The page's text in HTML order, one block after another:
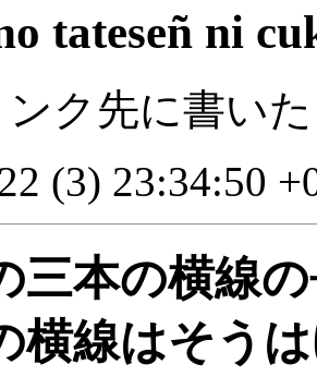
tateseñ ni
ク先に書い
(3) 23:34:50
三本の横線
横線はそう